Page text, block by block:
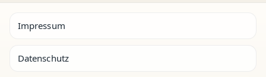
Impressum
Datenschutz